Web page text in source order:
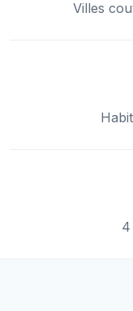
Villes
4